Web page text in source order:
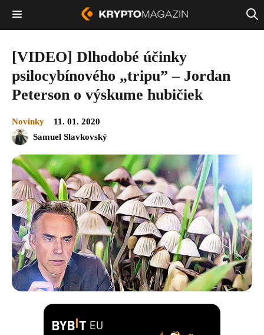
[VIDEO] Dlhodobé účinky
psilocybínového „tripu” – Jordan
Peterson o výskume hubičiek
Novinky
11. 01. 2020
Samuel Slavkovský